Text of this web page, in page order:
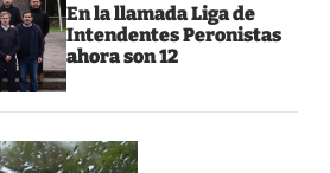
En la llamada Liga de
Intendentes Peronistas
ahora son 12